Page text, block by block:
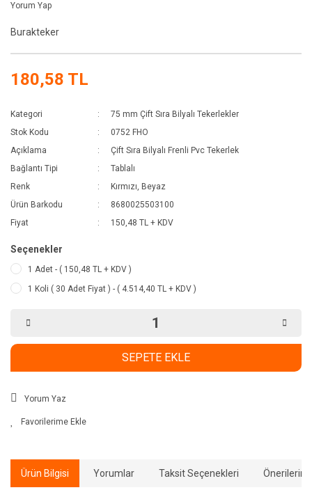
Yorum Yap
Burakteker
180,58 TL
Kategori
75 mm Çift Sıra Bilyalı Tekerlekler
Stok Kodu
0752 FHO
Açıklama
Çift Sıra Bilyalı Frenli Pvc Tekerlek
Bağlantı Tipi
Tablalı
Renk
Kırmızı, Beyaz
Ürün Barkodu
8680025503100
Fiyat
150,48 TL + KDV
Seçenekler
1 Adet - ( 150,48 TL + KDV )
1 Koli ( 30 Adet Fiyat ) - ( 4.514,40 TL + KDV )
SEPETE EKLE
Yorum Yaz
Ürün Bilgisi Yorumlar Taksit Seçenekleri